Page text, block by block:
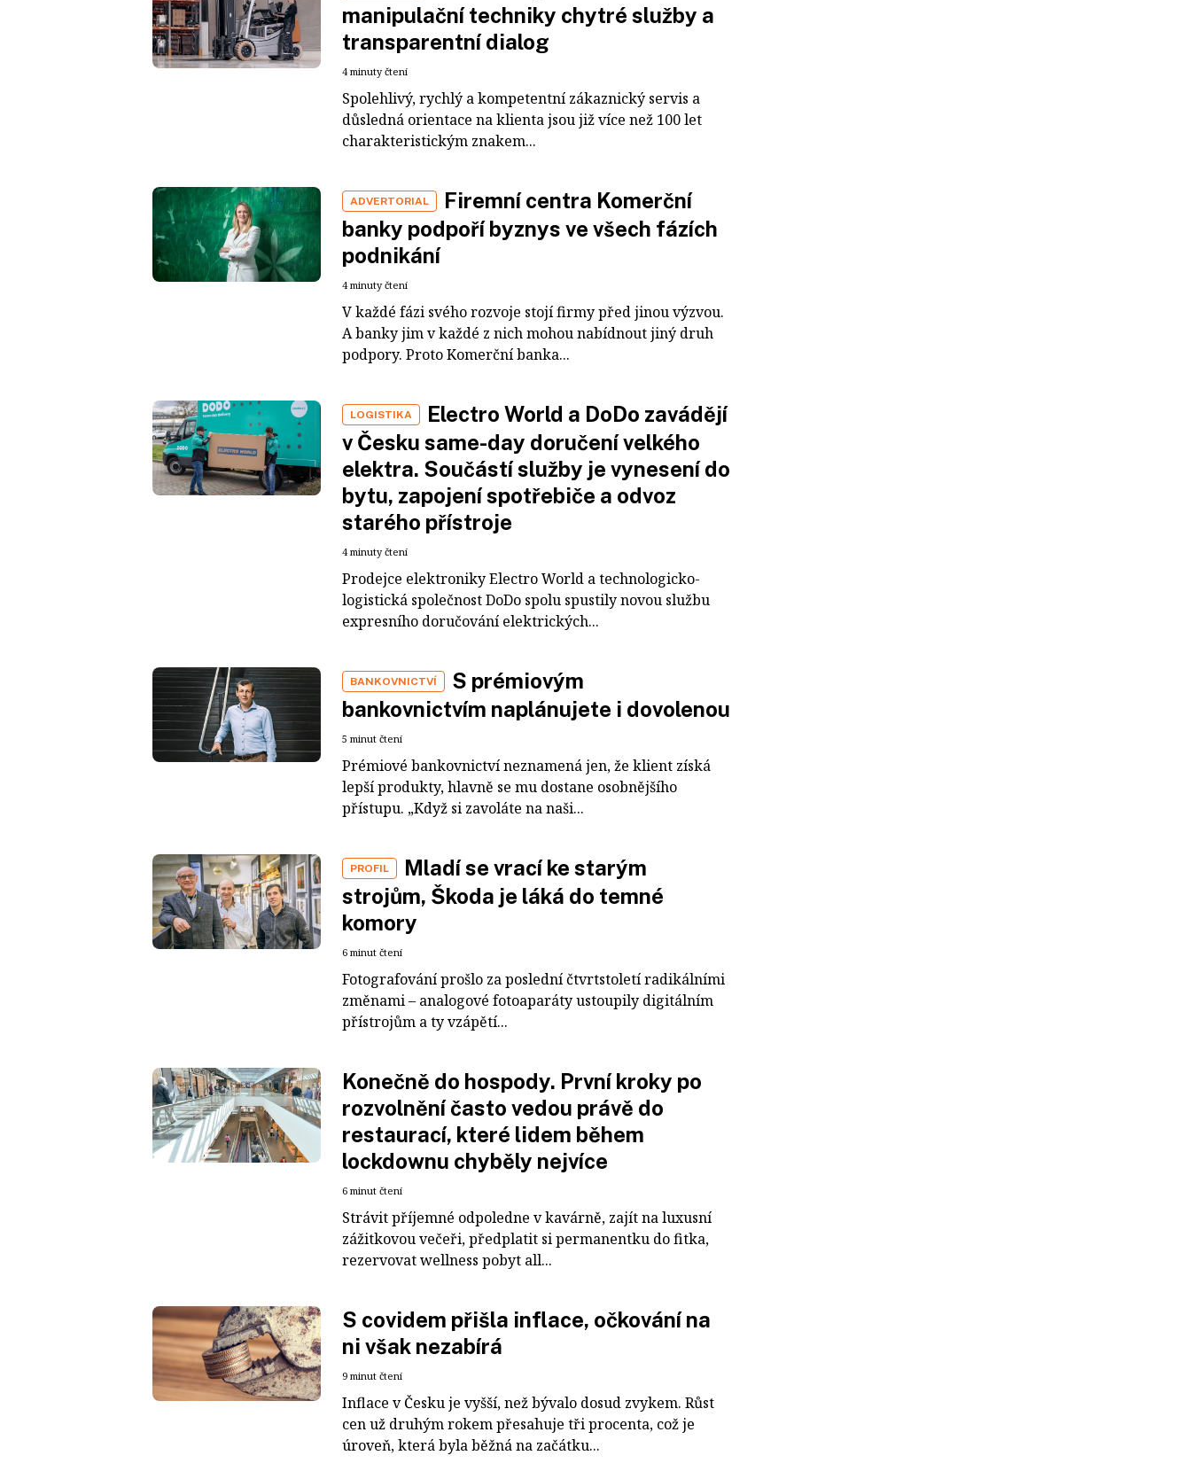
manipulační techniky chytré služby a
transparentní dialog
4 minuty čtení
Spolehlivý, rychlý a kompetentní zákaznický servis a
důsledná orientace na klienta jsou již více než 100 let
charakteristickým znakem...
ADVERTORIAL
Firemní centra Komerční
banky podpoří byznys ve všech fázích
podnikání
4 minuty čtení
V každé fázi svého rozvoje stojí firmy před jinou výzvou.
A banky jim v každé z nich mohou nabídnout jiný druh
podpory. Proto Komerční banka...
LOGISTIKA
Electro World a DoDo zavádějí
v Česku same-day doručení velkého
elektra. Součástí služby je vynesení do
bytu, zapojení spotřebiče a odvoz
starého přístroje
4 minuty čtení
Prodejce elektroniky Electro World a technologicko-
logistická společnost DoDo spolu spustily novou službu
expresního doručování elektrických...
BANKOVNICTVÍ
S prémiovým
bankovnictvím naplánujete i dovolenou
5 minut čtení
Prémiové bankovnictví neznamená jen, že klient získá
lepší produkty, hlavně se mu dostane osobnějšího
přístupu. „Když si zavoláte na naši...
PROFIL
Mladí se vrací ke starým
strojům, Škoda je láká do temné
komory
6 minut čtení
Fotografování prošlo za poslední čtvrtstoletí radikálními
změnami – analogové fotoaparáty ustoupily digitálním
přístrojům a ty vzápětí...
Konečně do hospody. První kroky po
rozvolnění často vedou právě do
restaurací, které lidem během
lockdownu chyběly nejvíce
6 minut čtení
Strávit příjemné odpoledne v kavárně, zajít na luxusní
zážitkovou večeři, předplatit si permanentku do fitka,
rezervovat wellness pobyt all...
S covidem přišla inflace, očkování na
ni však nezabírá
9 minut čtení
Inflace v Česku je vyšší, než bývalo dosud zvykem. Růst
cen už druhým rokem přesahuje tři procenta, což je
úroveň, která byla běžná na začátku...